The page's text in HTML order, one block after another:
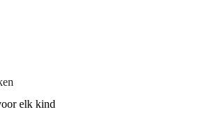
elk kind